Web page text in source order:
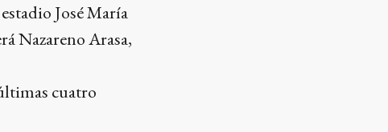
José María
Nazareno Arasa,
cuatro